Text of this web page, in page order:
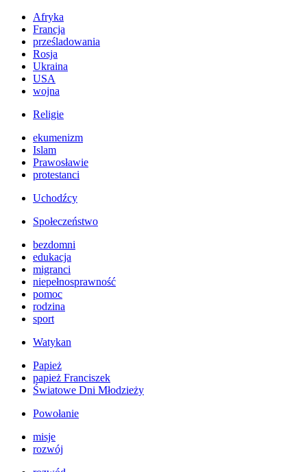
Afryka
Francja
prześladowania
Rosja
Ukraina
USA
wojna
Religie
ekumenizm
Islam
Prawosławie
protestanci
Uchodźcy
Społeczeństwo
bezdomni
edukacja
migranci
niepełnosprawność
pomoc
rodzina
sport
Watykan
Papież
papież Franciszek
Światowe Dni Młodzieży
Powołanie
misje
rozwój